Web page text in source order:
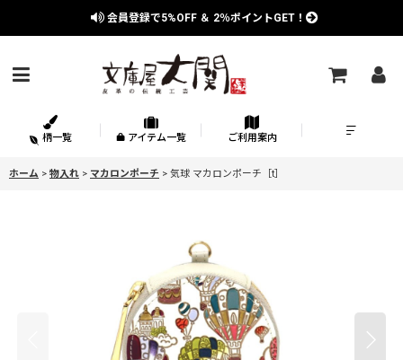
会員登録で5%OFF ＆ 2％ポイントGET！
柄一覧 アイテム一覧 ご利用案内
ホーム > 物入れ > マカロンポーチ > 気球 マカロンポーチ［t］